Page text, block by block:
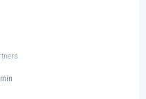
min